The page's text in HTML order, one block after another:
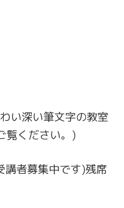
い深い筆文字の教室
覧ください。)
者募集中です)残席